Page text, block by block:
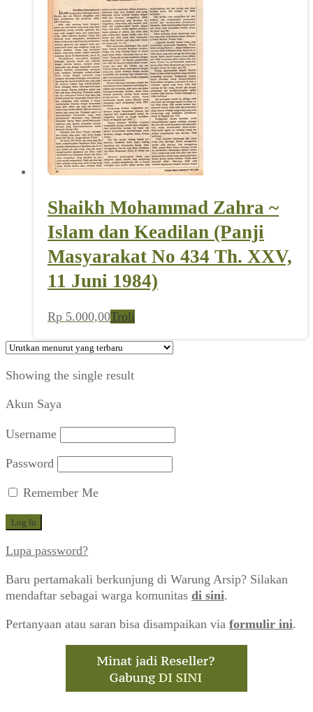
Shaikh Mohammad Zahra ~
Islam dan Keadilan (Panji
Masyarakat No 434 Th. XXV,
11 Juni 1984)
Rp 5.000,00Troli
Showing the single result
Akun Saya
Username
Password
Remember Me
Lupa password?
Baru pertamakali berkunjung di Warung Arsip? Silakan
mendaftar sebagai warga komunitas di sini.
Pertanyaan atau saran bisa disampaikan via formulir ini.